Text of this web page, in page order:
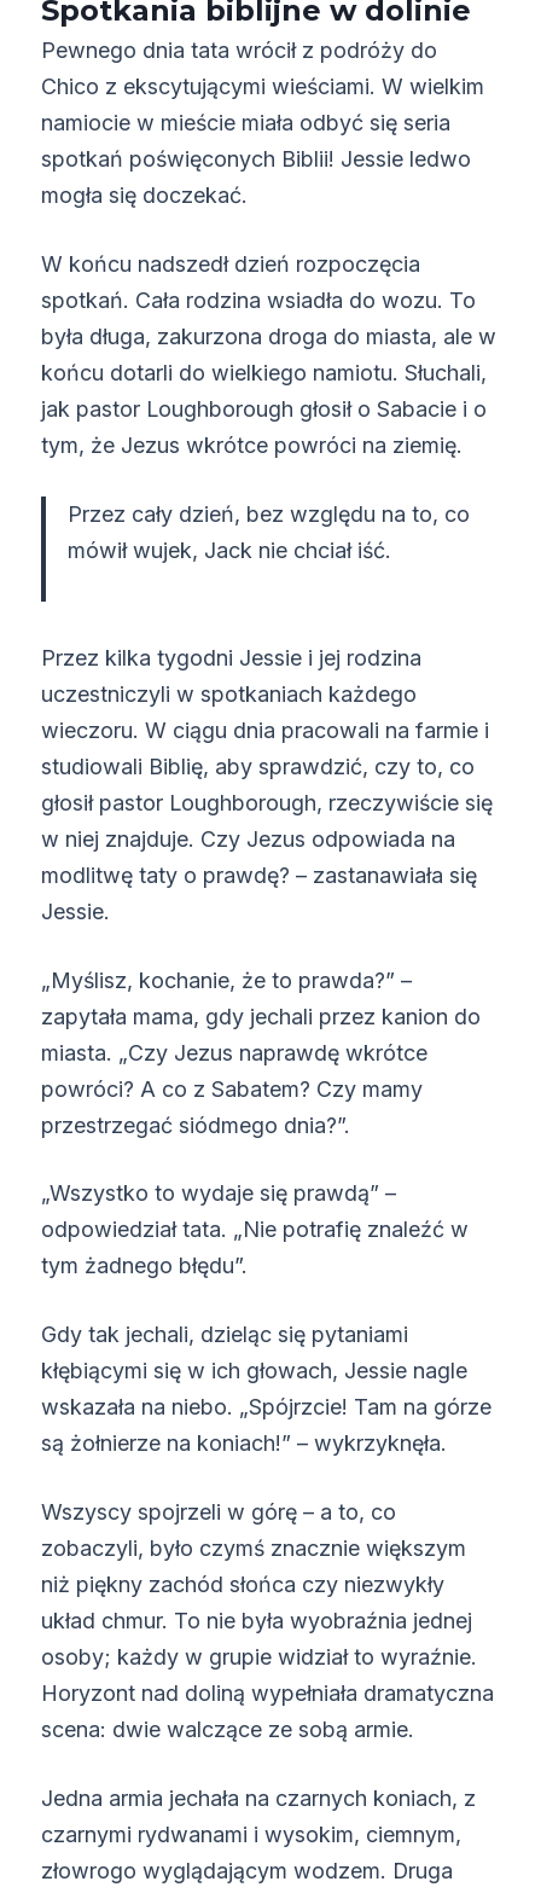
Spotkania biblijne w dolinie
Pewnego dnia tata wrócił z podróży do
Chico z ekscytującymi wieściami. W wielkim
namiocie w mieście miała odbyć się seria
spotkań poświęconych Biblii! Jessie ledwo
mogła się doczekać.
W końcu nadszedł dzień rozpoczęcia
spotkań. Cała rodzina wsiadła do wozu. To
była długa, zakurzona droga do miasta, ale w
końcu dotarli do wielkiego namiotu. Słuchali,
jak pastor Loughborough głosił o Sabacie i o
tym, że Jezus wkrótce powróci na ziemię.
Przez cały dzień, bez względu na to, co
mówił wujek, Jack nie chciał iść.
Przez kilka tygodni Jessie i jej rodzina
uczestniczyli w spotkaniach każdego
wieczoru. W ciągu dnia pracowali na farmie i
studiowali Biblię, aby sprawdzić, czy to, co
głosił pastor Loughborough, rzeczywiście się
w niej znajduje. Czy Jezus odpowiada na
modlitwę taty o prawdę? – zastanawiała się
Jessie.
„Myślisz, kochanie, że to prawda?” –
zapytała mama, gdy jechali przez kanion do
miasta. „Czy Jezus naprawdę wkrótce
powróci? A co z Sabatem? Czy mamy
przestrzegać siódmego dnia?”.
„Wszystko to wydaje się prawdą” –
odpowiedział tata. „Nie potrafię znaleźć w
tym żadnego błędu”.
Gdy tak jechali, dzieląc się pytaniami
kłębiącymi się w ich głowach, Jessie nagle
wskazała na niebo. „Spójrzcie! Tam na górze
są żołnierze na koniach!” – wykrzyknęła.
Wszyscy spojrzeli w górę – a to, co
zobaczyli, było czymś znacznie większym
niż piękny zachód słońca czy niezwykły
układ chmur. To nie była wyobraźnia jednej
osoby; każdy w grupie widział to wyraźnie.
Horyzont nad doliną wypełniała dramatyczna
scena: dwie walczące ze sobą armie.
Jedna armia jechała na czarnych koniach, z
czarnymi rydwanami i wysokim, ciemnym,
złowrogo wyglądającym wodzem. Druga